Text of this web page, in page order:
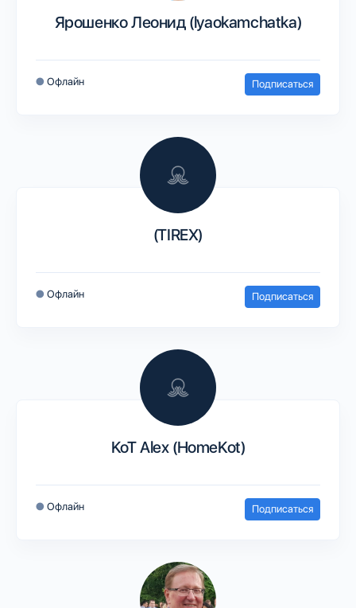
Ярошенко Леонид (lyaokamchatka)
● Офлайн Подписаться
(TIREX)
● Офлайн Подписаться
KoT Alex (HomeKot)
● Офлайн Подписаться